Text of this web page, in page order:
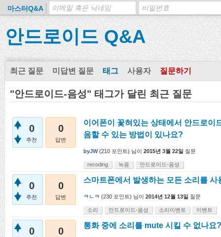
마스터Q&A
안드로이드 Q&A
최근 질문 미답변 질문 태그 사용자 질문하기
"안드로이드-음성" 태그가 달린 최근 질문
0
추천
0
답변
이어폰이 꽃혀있는 상태에서 안드로이
음할 수 있는 방법이 있나요?
byJW (210 포인트) 님이 2015년 3월 22일 질문
recoding 녹음 안드로이드-음성
0
추천
0
답변
스마트폰에서 발생하는 모든 소리를 사
ㅋㄴㅋ (230 포인트) 님이 2014년 12월 13일 질문
소리 안드로이드-음성 소리이벤트 이벤트
0 0
통화 중에 소리를 mute 시킬 수 없나요?